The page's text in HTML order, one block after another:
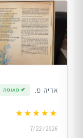
אריה פ. ✔ מאומת
★★★★★
7/22/2026